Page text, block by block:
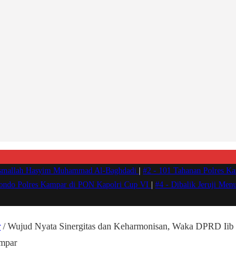
Hasyim Muhammad Al-Baghdadi #2 - 101 Tahanan Polres
Polres Kampar di PON Kapolri Cup VI
#4 - Dibalik Jeruji
/Wujud Nyata Sinergitas dan Keharmonisan, Waka DPRD